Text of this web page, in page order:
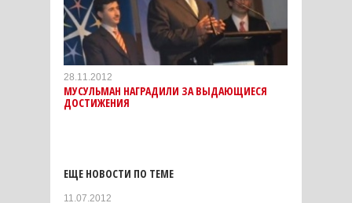
28.11.2012
МУСУЛЬМАН НАГРАДИЛИ ЗА ВЫДАЮЩИЕСЯ
ДОСТИЖЕНИЯ
ЕЩЕ НОВОСТИ ПО ТЕМЕ
11.07.2012